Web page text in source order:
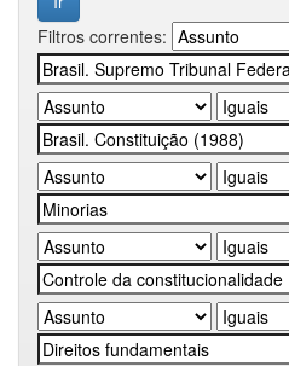
Filtros correntes: